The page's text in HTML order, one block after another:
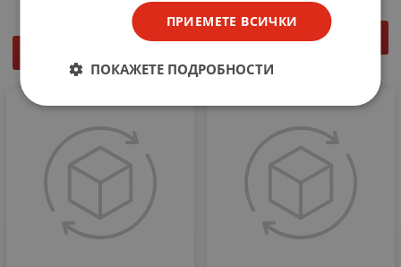
КУПИ
ПРИЕМЕТЕ ВСИЧКИ
ПОКАЖЕТЕ ПОДРОБНОСТИ